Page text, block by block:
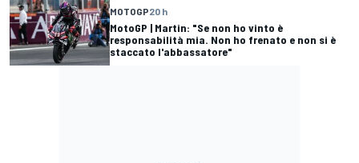
MOTOGP20 h
MotoGP | Martin: "Se non ho vinto è
responsabilità mia. Non ho frenato e non si è
staccato l'abbassatore"